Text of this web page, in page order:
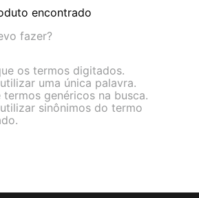
encontrado
fazer?
os termos digitados.
uma única palavra.
termos genéricos na busca.
sinônimos do termo